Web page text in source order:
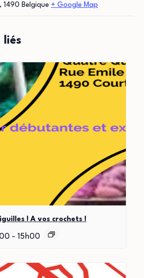
, 1490 Belgique + Google Map
liés
! A vos crochets !
- 15h00